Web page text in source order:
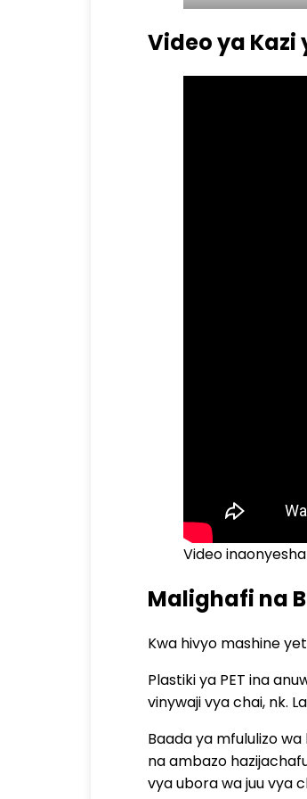
Video ya Kazi
Video
Malighafi na
Kwa hivyo mashine
Plastiki ya PET ina
vinywaji vya chai, nk.
Baada ya mfululizo
na ambazo
vya ubora wa juu vya